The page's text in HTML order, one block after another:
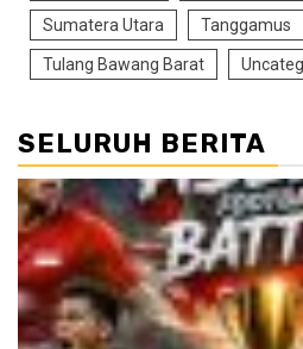
Sumatera Utara Tanggamus
Tulang Bawang Barat
SELURUH BERITA